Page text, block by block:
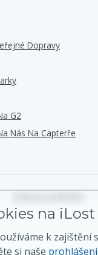
Dopravy
G2
Nás Na Capterře
Smluvní podmínky
na iLost
k
si naše